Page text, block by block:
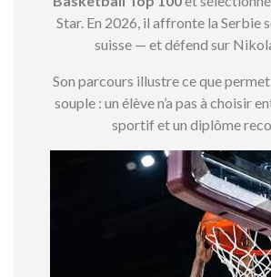
Star. En 2026, il affronte la Serbie
suisse — et défend sur
Son parcours illustre ce que
souple : un élève n’a pas à choisir
sportif et un diplôme